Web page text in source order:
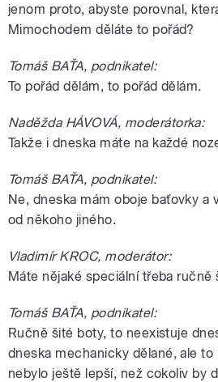
jenom proto, abyste porovnal,
Mimochodem děláte to pořád?
Tomáš BAŤA, podnikatel:
To pořád dělám, to pořád dělám.
Naděžda HÁVOVÁ, moderátorka:
Takže i dneska máte na každé
Tomáš BAŤA, podnikatel:
Ne, dneska mám oboje baťovky a
od někoho jiného.
Vladimír KROC, moderátor:
Máte nějaké speciální třeba ručně
Tomáš BAŤA, podnikatel:
Ručně šité boty, to neexistuje
dneska mechanicky dělané, ale
nebylo ještě lepší, než cokoliv by